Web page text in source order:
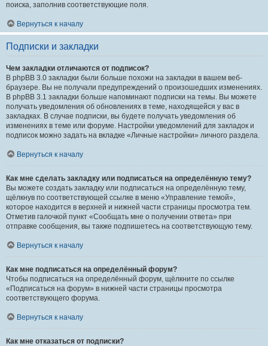
поиска, заполнив соответствующие поля.
Вернуться к началу
Подписки и закладки
Чем закладки отличаются от подписок?
В phpBB 3.0 закладки были больше похожи на закладки в вашем веб-
браузере. Вы не получали предупреждений о произошедших изменениях.
В phpBB 3.1 закладки больше напоминают подписки на темы. Вы можете
получать уведомления об обновлениях в теме, находящейся у вас в
закладках. В случае подписки, вы будете получать уведомления об
изменениях в теме или форуме. Настройки уведомлений для закладок и
подписок можно задать на вкладке «Личные настройки» личного раздела.
Вернуться к началу
Как мне сделать закладку или подписаться на определённую тему?
Вы можете создать закладку или подписаться на определённую тему,
щёлкнув по соответствующей ссылке в меню «Управление темой»,
которое находится в верхней и нижней части страницы просмотра тем.
Отметив галочкой пункт «Сообщать мне о получении ответа» при
отправке сообщения, вы также подпишетесь на соответствующую тему.
Вернуться к началу
Как мне подписаться на определённый форум?
Чтобы подписаться на определённый форум, щёлкните по ссылке
«Подписаться на форум» в нижней части страницы просмотра
соответствующего форума.
Вернуться к началу
Как мне отказаться от подписки?